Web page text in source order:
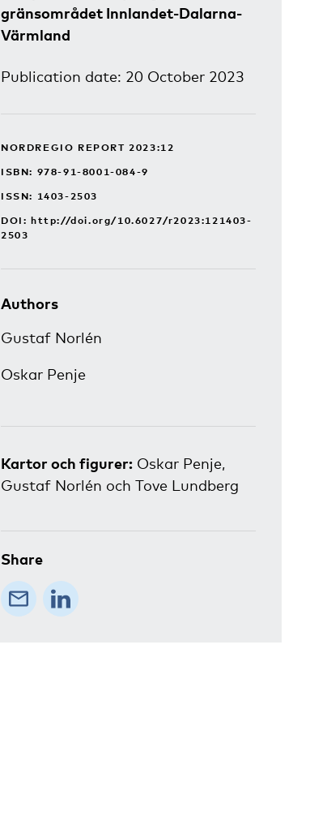
gränsområdet Innlandet-Dalarna-
Värmland
Publication date: 20 October 2023
NORDREGIO REPORT 2023:12
ISBN: 978-91-8001-084-9
ISSN: 1403-2503
DOI: http://doi.org/10.6027/r2023:121403-
2503
Authors
Gustaf Norlén
Oskar Penje
Kartor och figurer: Oskar Penje,
Gustaf Norlén och Tove Lundberg
Share